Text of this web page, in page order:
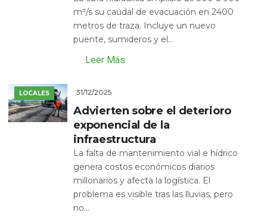
m³/s su caudal de evacuación en 2400
metros de traza. Incluye un nuevo
puente, sumideros y el...
Leer Más
LOCALES 31/12/2025
Advierten sobre el deterioro
exponencial de la
infraestructura
La falta de mantenimiento vial e hídrico
genera costos económicos diarios
millonarios y afecta la logística. El
problema es visible tras las lluvias, pero
no...